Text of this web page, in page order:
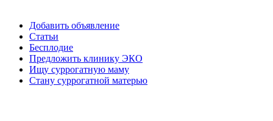
Добавить объявление
Статьи
Бесплодие
Предложить клинику ЭКО
Ищу суррогатную маму
Стану суррогатной матерью